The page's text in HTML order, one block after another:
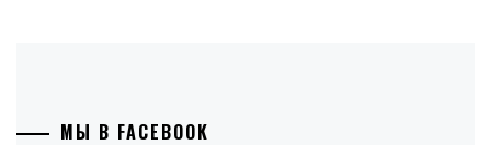
МЫ В FACEBOOK